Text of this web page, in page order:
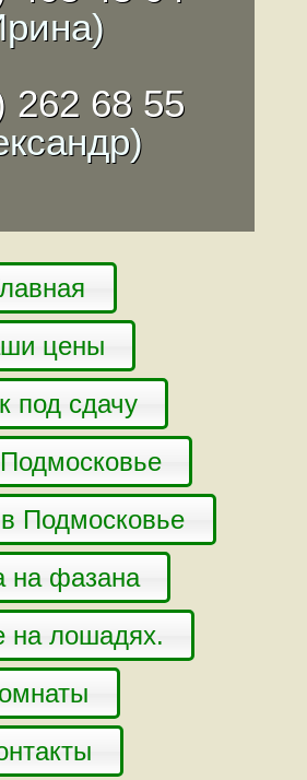
262 68 55
цены
под сдачу
Подмосковье
на фазана
на лошадях.